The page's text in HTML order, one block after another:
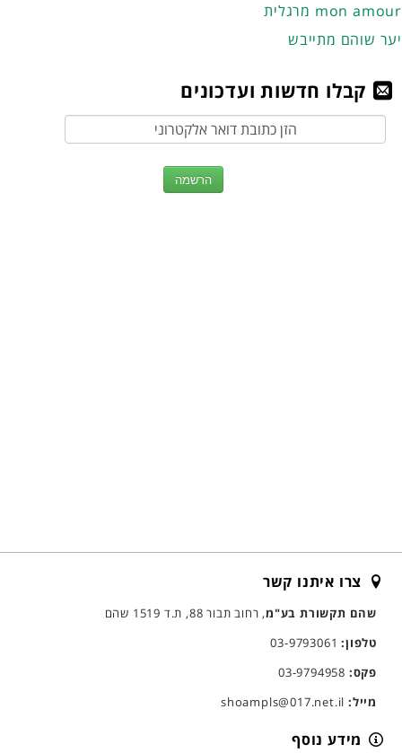
מרגלית mon amour
יער שוהם מתייבש
קבלו חדשות ועדכונים
צרו איתנו קשר
שהם תקשורת בע"מ, רחוב תבור 88, ת.ד 1519 שהם
טלפון:03-9793061
פקס:
מייל:
מידע נוסף